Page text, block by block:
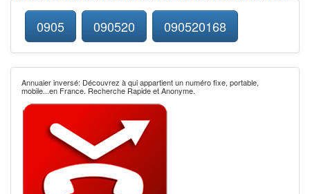
0905 090520 090520168
Annuaier inversé: Découvrez à qui appartient un numéro fixe, portable,
mobile...en France. Recherche Rapide et Anonyme.